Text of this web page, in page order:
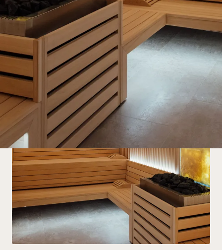
Relaxez-vous au gré de vos envies, à la chaleur sèche du
sauna ou à la vapeur humide du hammam.